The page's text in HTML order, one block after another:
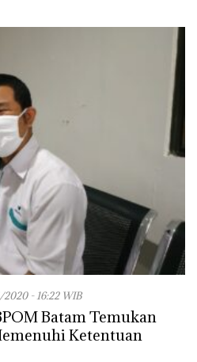
- 16:22 WIB
Batam Temukan
Ketentuan